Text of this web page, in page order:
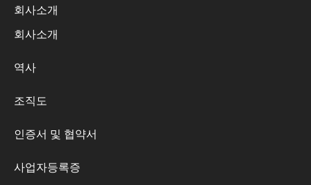
회사소개
회사소개
역사
조직도
인증서 및 협약서
사업자등록증